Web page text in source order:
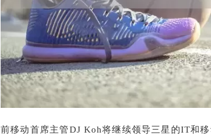
前移动首席主管DJ Koh将继续领导三星的IT和